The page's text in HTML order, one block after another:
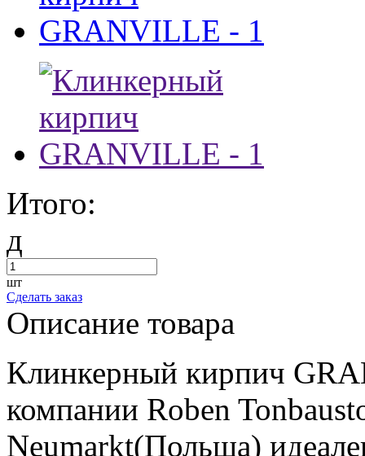
Итого:
д
шт
Сделать заказ
Описание товара
Клинкерный кирпич
компании Roben
Neumarkt(Польша)